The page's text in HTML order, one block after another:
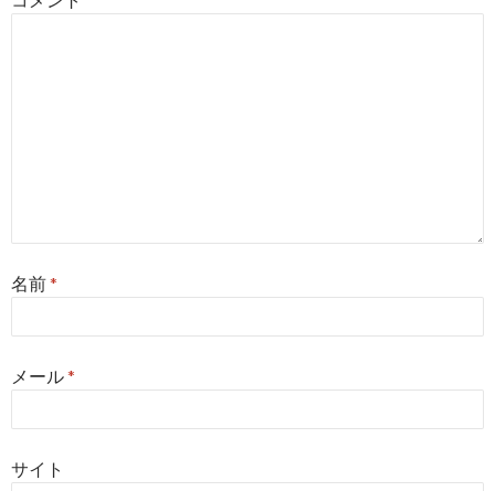
名前*
メール*
サイト